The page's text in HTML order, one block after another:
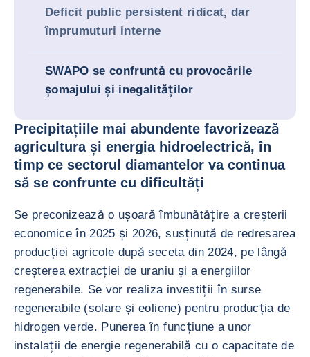
Deficit public persistent ridicat, dar
împrumuturi interne
SWAPO se confruntă cu provocările
șomajului și inegalităților
Precipitațiile mai abundente favorizează
agricultura și energia hidroelectrică, în
timp ce sectorul diamantelor va continua
să se confrunte cu dificultăți
Se preconizează o ușoară îmbunătățire a creșterii
economice în 2025 și 2026, susținută de redresarea
producției agricole după seceta din 2024, pe lângă
creșterea extracției de uraniu și a energiilor
regenerabile. Se vor realiza investiții în surse
regenerabile (solare și eoliene) pentru producția de
hidrogen verde. Punerea în funcțiune a unor
instalații de energie regenerabilă cu o capacitate de